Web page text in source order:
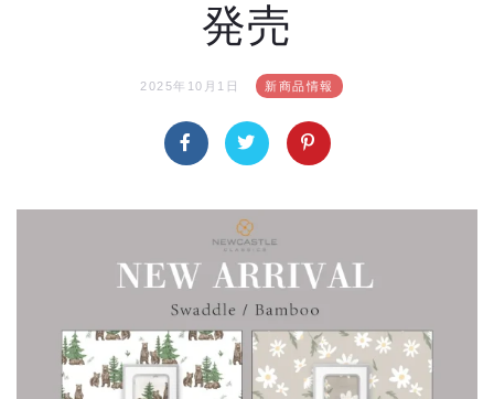
発売
2025年10月1日 新商品情報